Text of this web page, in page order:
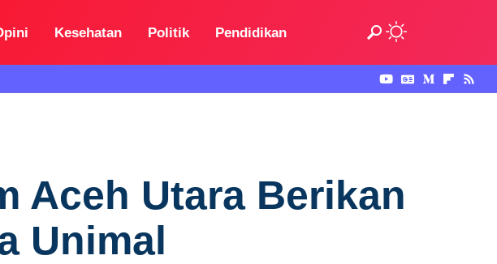
Kesehatan Politik Pendidikan
Aceh Utara Berikan
Unimal